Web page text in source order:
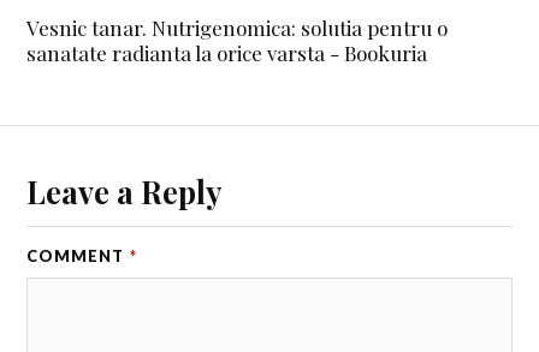
Vesnic tanar. Nutrigenomica: solutia pentru o
sanatate radianta la orice varsta - Bookuria
Leave a Reply
COMMENT *